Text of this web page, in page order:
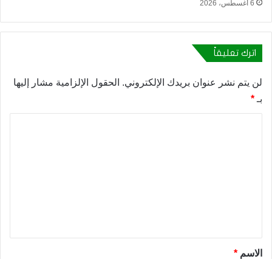
6 أغسطس، 2026
اترك تعليقاً
لن يتم نشر عنوان بريدك الإلكتروني. الحقول الإلزامية مشار إليها
بـ *
*الاسم *